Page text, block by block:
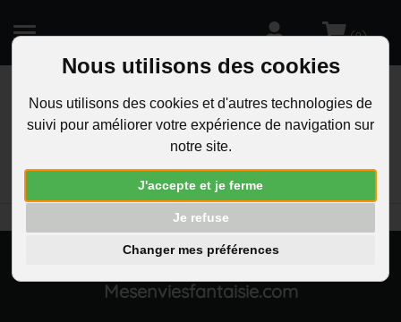
Nous utilisons des cookies
Nous utilisons des cookies et d'autres technologies de
suivi pour améliorer votre expérience de navigation sur
notre site.
J'accepte et je ferme
Je refuse
Changer mes préférences
(0)
Aucun résultat trouvé "Parure hibou strass"
Mesenviesfantaisie.com